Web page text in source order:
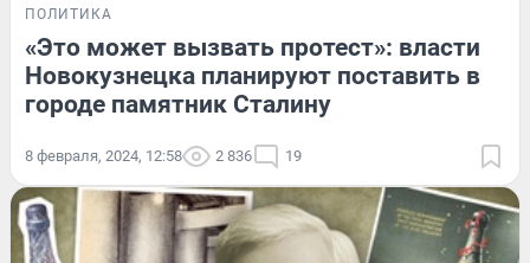
ПОЛИТИКА
«Это может вызвать протест»: власти
Новокузнецка планируют поставить в
городе памятник Сталину
8 февраля, 2024, 12:58 2 836 19